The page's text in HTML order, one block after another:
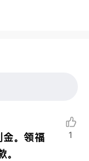
金。领福
1